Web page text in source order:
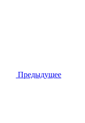
Предыдущее